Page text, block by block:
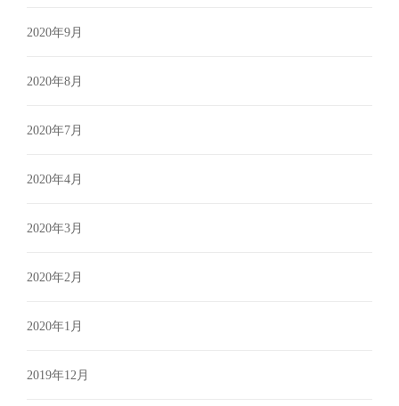
2020年9月
2020年8月
2020年7月
2020年4月
2020年3月
2020年2月
2020年1月
2019年12月